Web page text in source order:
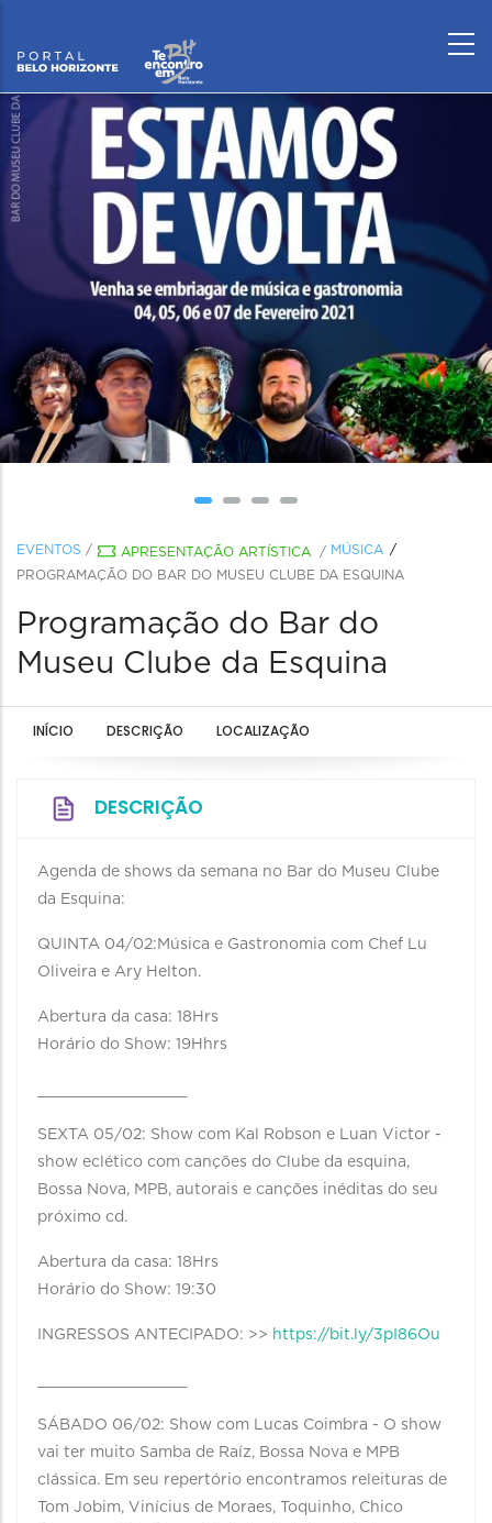
EVENTOS / APRESENTAÇÃO ARTÍSTICA / MÚSICA
PROGRAMAÇÃO DO BAR DO MUSEU CLUBE DA ESQUINA
Programação do Bar do
Museu Clube da Esquina
INÍCIO DESCRIÇÃO LOCALIZAÇÃO
DESCRIÇÃO
Agenda de shows da semana no Bar do Museu Clube
da Esquina:
QUINTA 04/02:Música e Gastronomia com Chef Lu
Oliveira e Ary Helton.
Abertura da casa: 18Hrs
Horário do Show: 19Hhrs
SEXTA 05/02: Show com Kal Robson e Luan Victor -
show eclético com canções do Clube da esquina,
Bossa Nova, MPB, autorais e canções inéditas do seu
próximo cd.
Abertura da casa: 18Hrs
Horário do Show: 19:30
INGRESSOS ANTECIPADO: >> https://bit.ly/3pI86Ou
SÁBADO 06/02: Show com Lucas Coimbra - O show
vai ter muito Samba de Raíz, Bossa Nova e MPB
clássica. Em seu repertório encontramos releituras de
Tom Jobim, Vinícius de Moraes, Toquinho, Chico